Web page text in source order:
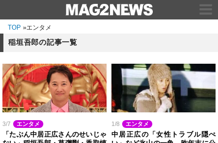
TOP »エンタメ
稲垣吾郎の記事一覧
3/7 エンタメ
「たぶん中居正広さんのせいじゃ
1/8 エンタメ
中居正広の「女性トラブル隠ぺ